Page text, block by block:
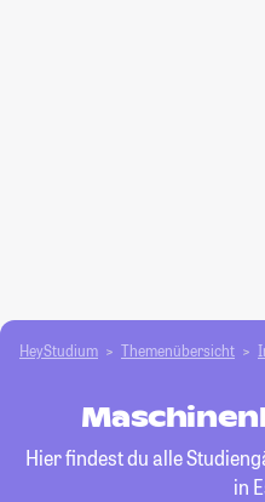
HeyStudium Themenübersicht
Hier findest du alle
in